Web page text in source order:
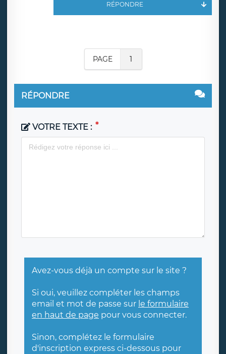
RÉPONDRE
PAGE 1
RÉPONDRE
VOTRE TEXTE :
Avez-vous déjà un compte sur le site ?
Si oui, veuillez compléter les champs
email et mot de passe sur le formulaire
en haut de page pour vous connecter.
Sinon, complétez le formulaire
d'inscription express ci-dessous pour